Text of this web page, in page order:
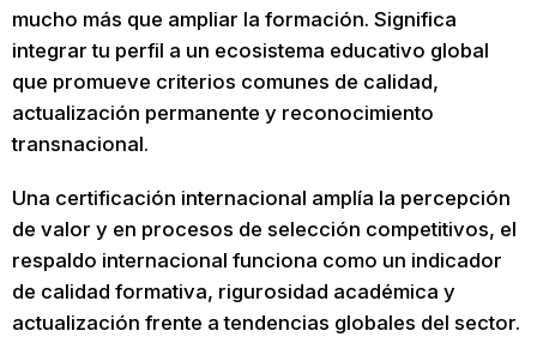
mucho más que ampliar la formación. Significa
integrar tu perfil a un ecosistema educativo global
que promueve criterios comunes de calidad,
actualización permanente y reconocimiento
transnacional.
Una certificación internacional amplía la percepción
de valor y en procesos de selección competitivos, el
respaldo internacional funciona como un indicador
de calidad formativa, rigurosidad académica y
actualización frente a tendencias globales del sector.